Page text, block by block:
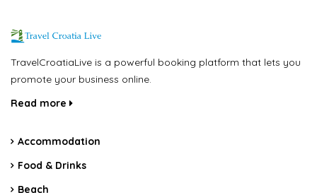
TravelCroatiaLive is a powerful booking platform that lets you
promote your business online.
Read more
Accommodation
Food & Drinks
Beach